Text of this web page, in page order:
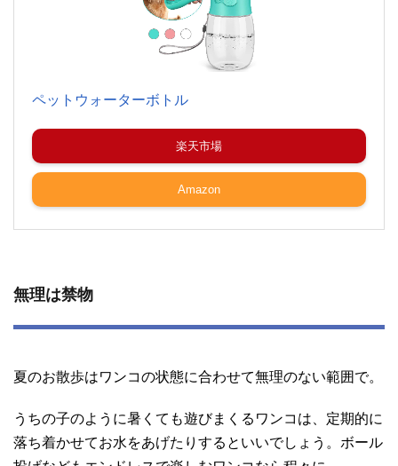
ペットウォーターボトル
楽天市場
Amazon
無理は禁物
夏のお散歩はワンコの状態に合わせて無理のない範囲で。
うちの子のように暑くても遊びまくるワンコは、定期的に
落ち着かせてお水をあげたりするといいでしょう。ボール